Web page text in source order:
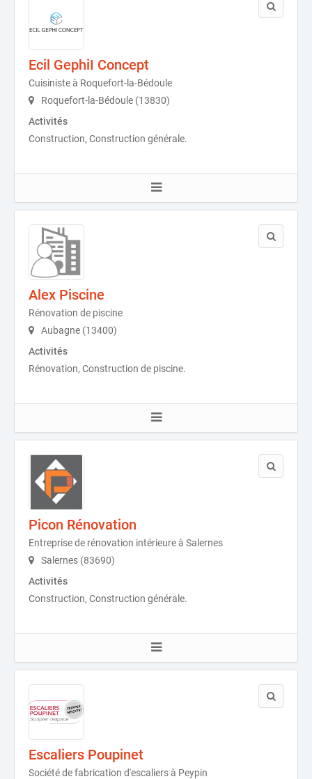
Ecil GephiI Concept
Cuisiniste à Roquefort-la-Bédoule
Roquefort-la-Bédoule (13830)
Activités
Construction, Construction générale.
Alex Piscine
Rénovation de piscine
Aubagne (13400)
Activités
Rénovation, Construction de piscine.
Picon Rénovation
Entreprise de rénovation intérieure à Salernes
Salernes (83690)
Activités
Construction, Construction générale.
Escaliers Poupinet
Société de fabrication d'escaliers à Peypin